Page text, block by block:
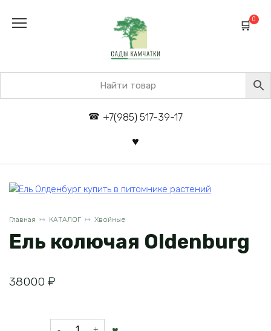
+7(985) 517-39-17
0
Главная КАТАЛОГ Хвойные
Ель колючая Oldenburg
38000 ₽
Количество